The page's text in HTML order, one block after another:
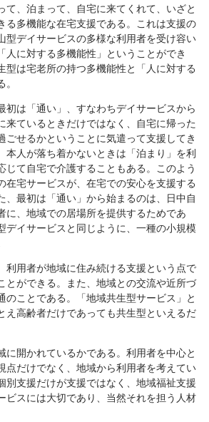
て、泊まって、自宅に来てくれて、いざと
る多機能な在宅支援である。これは支援の
型デイサービスの多様な利用者を受け容い
人に対する多機能性」ということができ
型は宅老所の持つ多機能性と「人に対する
は「通い」、すなわちデイサービスから
来ているときだけではなく、自宅に帰った
ごせるかということに気遣って支援してき
本人が落ち着かないときは「泊まり」を利
じて自宅で介護することもある。このよう
在宅サービスが、在宅での安心を支援する
、最初は「通い」から始まるのは、日中自
に、地域での居場所を提供するためであ
デイサービスと同じように、一種の小規模
用者が地域に住み続ける支援という点で
とができる。また、地域との交流や近所づ
のことである。「地域共生型サービス」と
え高齢者だけであっても共生型といえるだ
開かれているかである。利用者を中心と
点だけでなく、地域から利用者を考えてい
別支援だけが支援ではなく、地域福祉支援
ビスには大切であり、当然それを担う人材